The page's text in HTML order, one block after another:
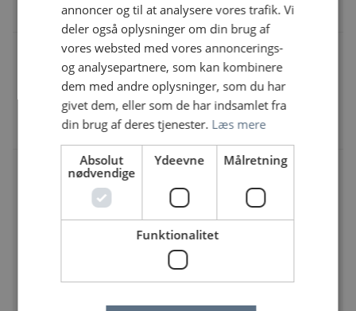
Psykolog med specialfunktion
Specialpsykolog til Sengeafsnit 9, Afdeling
for Depression og Angst, AUH
Aarhus Universitetshospital | Palle Juul-Jensens
Boulevard, 175, 8200 Aarhus
Psykolog med specialfunktion
PSYKIATRI - Specialpsykolog til Psykiatrisk
Klinik Randers; til spændende
udredningsopgaver til Team for psykose,
klinikkens teams
Regionshospitalet Randers | Østervangsvej 28, 8930
Randers, Danmark, 8930 Randers
annoncer og til at analysere vores trafik. Vi
deler også oplysninger om din brug af
vores websted med vores annoncerings-
og analysepartnere, som kan kombinere
dem med andre oplysninger, som du har
givet dem, eller som de har indsamlet fra
din brug af deres tjenester. Læs mere
Absolut
nødvendige
Ydeevne Målretning
Funktionalitet